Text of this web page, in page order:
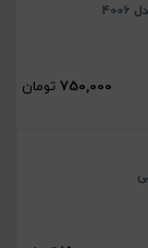
750,000تومان